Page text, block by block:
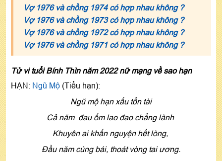
Vợ 1976 và chồng 1974 có hợp nhau không ?
Vợ 1976 và chồng 1973 có hợp nhau không ?
Vợ 1976 và chồng 1972 có hợp nhau không ?
Vợ 1976 và chồng 1971 có hợp nhau không ?
Tử vi tuổi Bính Thìn năm 2022 nữ mạng về sao hạn
HẠN: Ngũ Mộ (Tiểu hạn):
Ngũ mộ hạn xấu tổn tài
Cả năm đau ốm lao đao chẳng lành
Khuyên ai khấn nguyện hết lòng,
Đầu năm cúng bái, thoát vòng tai ương.